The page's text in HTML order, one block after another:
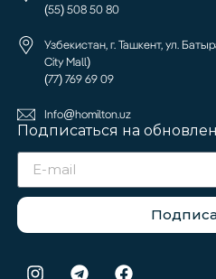
(55) 508 50 80
Узбекистан, г. Ташкент, ул.
City Mall)
(77) 769 69 09
Info@homilton.uz
Подписаться на